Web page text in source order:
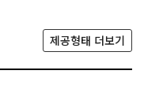
제공형태 더보기